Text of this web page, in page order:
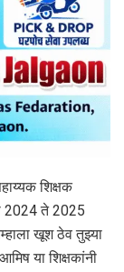
शिक्षक
2024 ते 2025
खूश ठेव तुझ्या
या शिक्षकांनी